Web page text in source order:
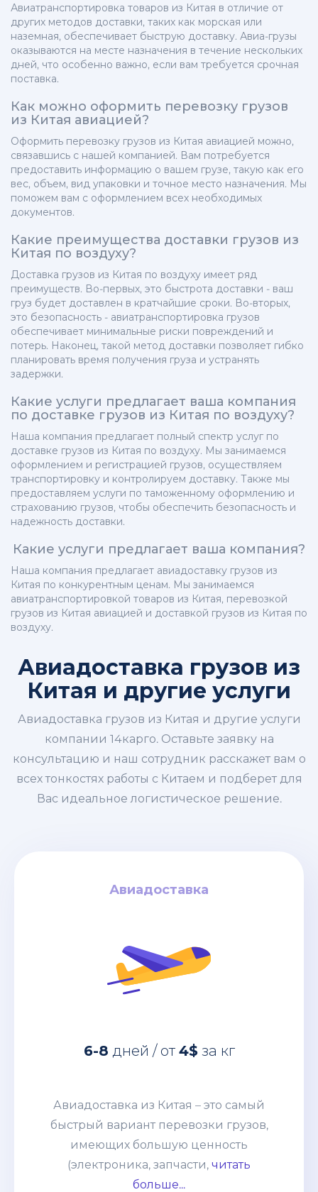
Авиатранспортировка товаров из Китая в отличие от
других методов доставки, таких как морская или
наземная, обеспечивает быструю доставку. Авиа-грузы
оказываются на месте назначения в течение нескольких
дней, что особенно важно, если вам требуется срочная
поставка.
Как можно оформить перевозку грузов
из Китая авиацией?
Оформить перевозку грузов из Китая авиацией можно,
связавшись с нашей компанией. Вам потребуется
предоставить информацию о вашем грузе, такую как его
вес, объем, вид упаковки и точное место назначения. Мы
поможем вам с оформлением всех необходимых
документов.
Какие преимущества доставки грузов из
Китая по воздуху?
Доставка грузов из Китая по воздуху имеет ряд
преимуществ. Во-первых, это быстрота доставки - ваш
груз будет доставлен в кратчайшие сроки. Во-вторых,
это безопасность - авиатранспортировка грузов
обеспечивает минимальные риски повреждений и
потерь. Наконец, такой метод доставки позволяет гибко
планировать время получения груза и устранять
задержки.
Какие услуги предлагает ваша компания
по доставке грузов из Китая по воздуху?
Наша компания предлагает полный спектр услуг по
доставке грузов из Китая по воздуху. Мы занимаемся
оформлением и регистрацией грузов, осуществляем
транспортировку и контролируем доставку. Также мы
предоставляем услуги по таможенному оформлению и
страхованию грузов, чтобы обеспечить безопасность и
надежность доставки.
Какие услуги предлагает ваша компания?
Наша компания предлагает авиадоставку грузов из
Китая по конкурентным ценам. Мы занимаемся
авиатранспортировкой товаров из Китая, перевозкой
грузов из Китая авиацией и доставкой грузов из Китая по
воздуху.
Авиадоставка грузов из
Китая и другие услуги
Авиадоставка грузов из Китая и другие услуги
компании 14карго. Оставьте заявку на
консультацию и наш сотрудник расскажет вам о
всех тонкостях работы с Китаем и подберет для
Вас идеальное логистическое решение.
Авиадоставка
6-8 дней / от 4$за кг
Авиадоставка из Китая – это самый
быстрый вариант перевозки грузов,
имеющих большую ценность
(электроника, запчасти, читать
больше...
Авиадоставка
6-8
дней / от
4$
имеющих большую ценность
взвешенным подходом к наполнению
склада и те, кому нужно получить
товары по индивидуальному заказу.